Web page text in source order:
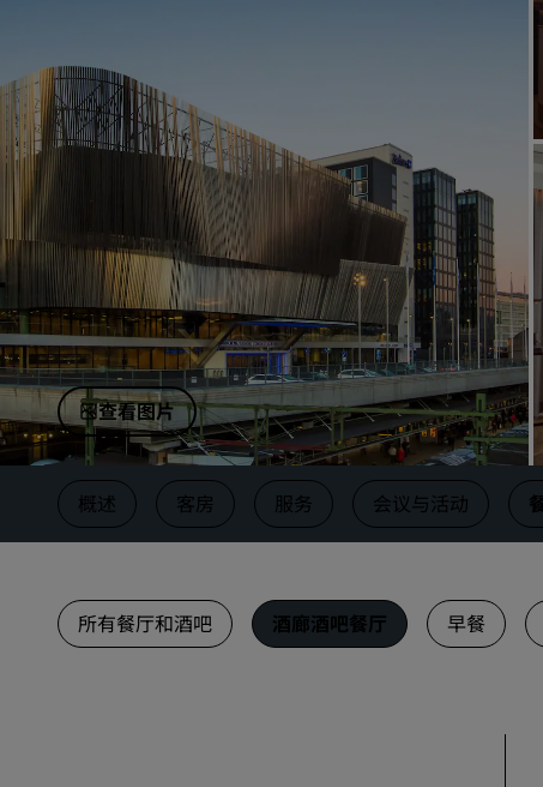
查看图片
概述 客房 服务 会议与活动
所有餐厅和酒吧 酒廊酒吧餐厅 早餐